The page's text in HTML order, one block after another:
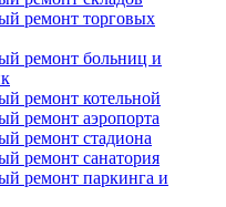
ремонт торговых
ремонт больниц и
ремонт котельной
ремонт аэропорта
ремонт стадиона
ремонт санатория
ремонт паркинга и